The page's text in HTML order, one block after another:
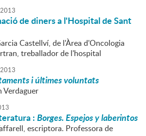
2013
de diners a l'Hospital de Sant
Castellví, de l'Àrea d'Oncologia
treballador de l'hospital
2013
i últimes voluntats
Verdaguer
:Borges. Espejos y laberintos
escriptora. Professora de